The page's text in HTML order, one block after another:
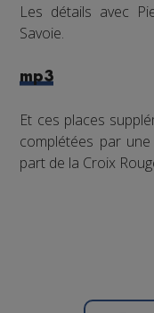
Les détails avec
Savoie.
mp3
Et ces places
complétées par
part de la Croix